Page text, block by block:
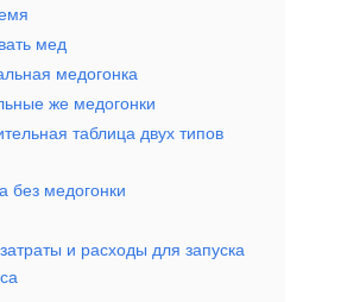
мед
медогонка
же медогонки
таблица двух типов
без медогонки
и расходы для запуска